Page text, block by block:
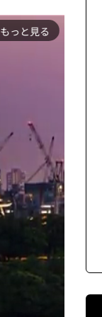
もっと見る